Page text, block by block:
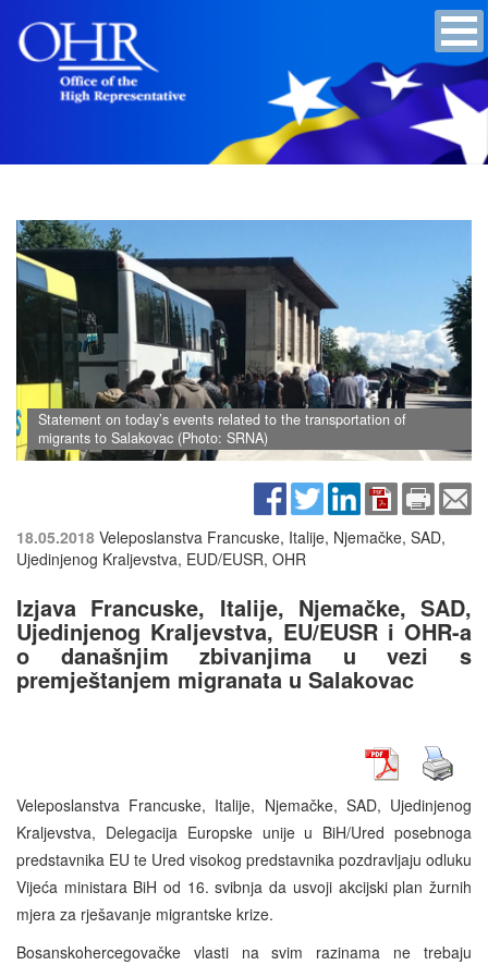
Statement on today’s events related to the transportation of
migrants to Salakovac (Photo: SRNA)
18.05.2018 Veleposlanstva Francuske, Italije, Njemačke, SAD,
Ujedinjenog Kraljevstva, EUD/EUSR, OHR
Izjava Francuske, Italije, Njemačke, SAD,
Ujedinjenog Kraljevstva, EU/EUSR i OHR-a
o današnjim zbivanjima u vezi s
premještanjem migranata u Salakovac
Veleposlanstva Francuske, Italije, Njemačke, SAD, Ujedinjenog
Kraljevstva, Delegacija Europske unije u BiH/Ured posebnoga
predstavnika EU te Ured visokog predstavnika pozdravljaju odluku
Vijeća ministara BiH od 16. svibnja da usvoji akcijski plan žurnih
mjera za rješavanje migrantske krize.
Bosanskohercegovačke vlasti na svim razinama ne trebaju